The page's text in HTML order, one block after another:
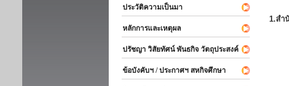
ประวัติความเป็นมา
หลักการและเหตุผล
ปรัชญา วิสัยทัศน์ พันธกิจ วัตถุประสงค์
ข้อบังคับฯ / ประกาศฯ สหกิจศึกษา
1.สำ